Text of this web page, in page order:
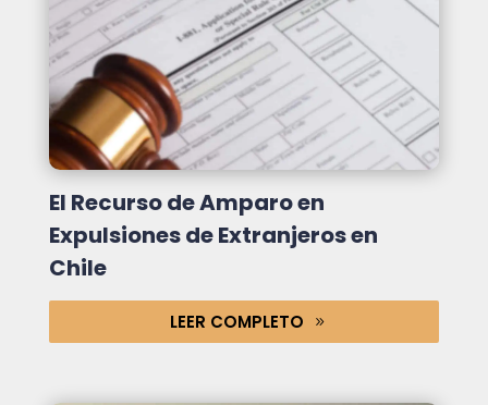
El Recurso de Amparo en
Expulsiones de Extranjeros en
Chile
LEER COMPLETO